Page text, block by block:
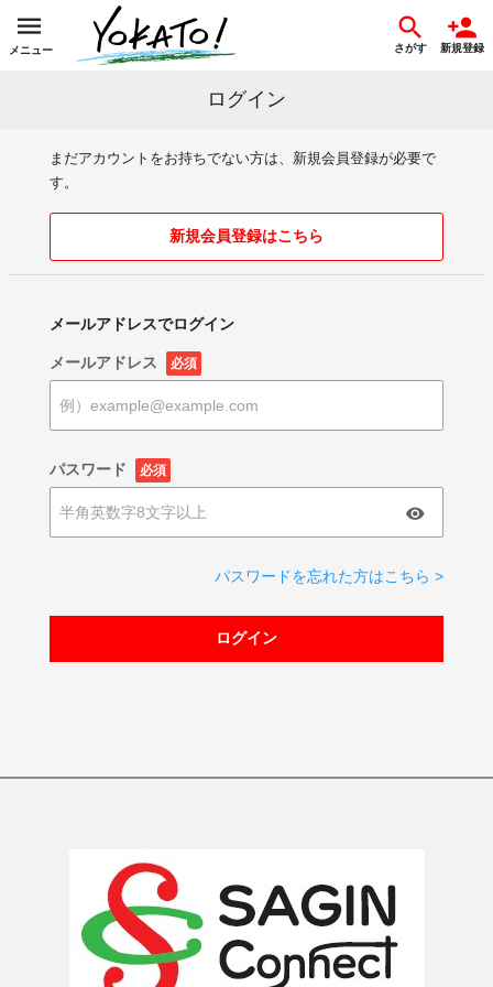
メニュー さがす 新規登録
ログイン
まだアカウントをお持ちでない方は、新規会員登録が必要で
す。
新規会員登録はこちら
メールアドレスでログイン
メールアドレス 必須
パスワード 必須
パスワードを忘れた方はこちら >
ログイン